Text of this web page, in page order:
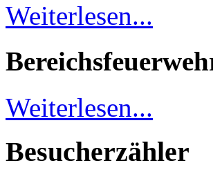
Weiterlesen...
Weiterlesen...
Besucherzähler